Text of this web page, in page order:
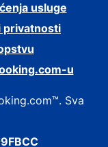
usluge
privatnosti
u
Sva